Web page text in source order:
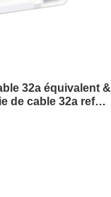
32a équivalent &
de cable 32a ref